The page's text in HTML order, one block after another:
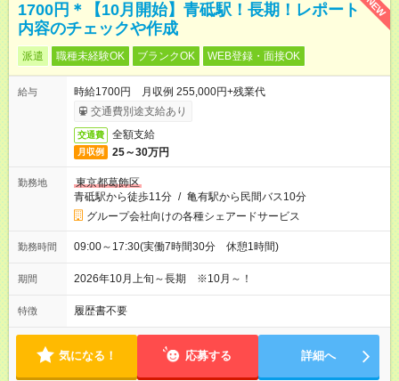
NEW
1700円＊【10月開始】青砥駅！長期！レポート
内容のチェックや作成
派遣 職種未経験OK ブランクOK WEB登録・面接OK
給与
時給1700円 月収例 255,000円+残業代
交通費別途支給あり
交通費 全額支給
月収例 25～30万円
勤務地
東京都葛飾区
青砥駅から徒歩11分 / 亀有駅から民間バス10分
グループ会社向けの各種シェアードサービス
勤務時間 09:00～17:30(実働7時間30分 休憩1時間)
期間 2026年10月上旬～長期 ※10月～！
特徴 履歴書不要
気になる！ 応募する 詳細へ